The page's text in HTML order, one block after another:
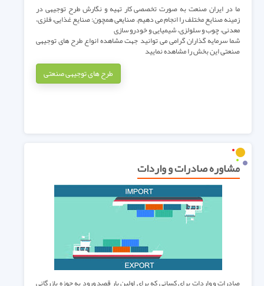
ما در ایران صنعت به صورت تخصصی کار تهیه و نگارش طرح توجیهی در
زمینه صنایع مختلف را انجام می دهیم. صنایعی همچون: صنایع غذایی، فلزی،
معدنی، چوب و سلولزی، شیمیایی و خودرو سازی
شما سرمایه گذاران گرامی می توانید جهت مشاهده انواع طرح های توجیهی
صنعتی این بخش را مشاهده نمایید
طرح های توجیهی صنعتی
مشاوره صادرات و واردات
صادرات و واردات برای کسانی که برای اولین بار قصد ورود به حوزه بازرگانی